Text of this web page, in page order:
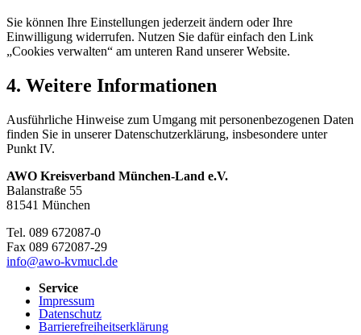
Sie können Ihre Einstellungen jederzeit ändern oder Ihre
Einwilligung widerrufen. Nutzen Sie dafür einfach den Link
„Cookies verwalten“ am unteren Rand unserer Website.
4. Weitere Informationen
Ausführliche Hinweise zum Umgang mit personenbezogenen Daten
finden Sie in unserer Datenschutzerklärung, insbesondere unter
Punkt IV.
AWO Kreisverband München-Land e.V.
Balanstraße 55
81541 München
Tel. 089 672087-0
Fax 089 672087-29
info@awo-kvmucl.de
Service
Impressum
Datenschutz
Barrierefreiheitserklärung